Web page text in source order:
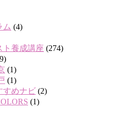
ム (4)
ト養成講座 (274)
(1)
(1)
すめナビ (2)
(1)